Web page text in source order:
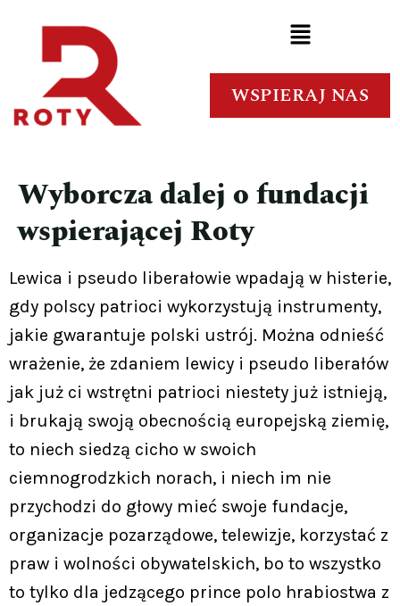
WSPIERAJ NAS
Wyborcza dalej o fundacji
wspierającej Roty
Lewica i pseudo liberałowie wpadają w histerie,
gdy polscy patrioci wykorzystują instrumenty,
jakie gwarantuje polski ustrój. Można odnieść
wrażenie, że zdaniem lewicy i pseudo liberałów
jak już ci wstrętni patrioci niestety już istnieją,
i brukają swoją obecnością europejską ziemię,
to niech siedzą cicho w swoich
ciemnogrodzkich norach, i niech im nie
przychodzi do głowy mieć swoje fundacje,
organizacje pozarządowe, telewizje, korzystać z
praw i wolności obywatelskich, bo to wszystko
to tylko dla jedzącego prince polo hrabiostwa z